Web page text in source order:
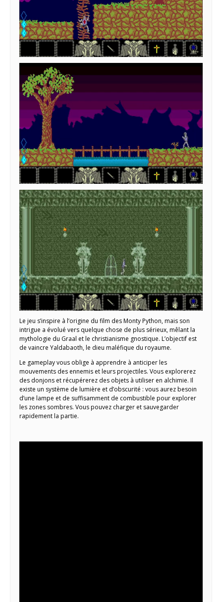
Le jeu s’inspire à l’origine du film des Monty Python, mais son
intrigue a évolué vers quelque chose de plus sérieux, mêlant la
mythologie du Graal et le christianisme gnostique. L’objectif est
de vaincre Yaldabaoth, le dieu maléfique du royaume.
Le gameplay vous oblige à apprendre à anticiper les
mouvements des ennemis et leurs projectiles. Vous explorerez
des donjons et récupérerez des objets à utiliser en alchimie. Il
existe un système de lumière et d’obscurité : vous aurez besoin
d’une lampe et de suffisamment de combustible pour explorer
les zones sombres. Vous pouvez charger et sauvegarder
rapidement la partie.